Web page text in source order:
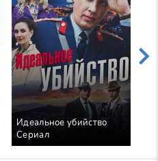
Идеальное убийство
Сериал